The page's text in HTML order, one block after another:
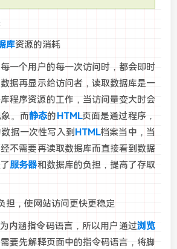
库资源的消耗
一个用户的每一次访问时，都会即时
据再显示给访问者，读取数据库是一
程序资源的工作，当访问量变大时会
。而静态的HTML页面是通过程序，
据一次性写入到HTML档案当中，当
不需要再读取数据库而直接看到数据
服务器和数据库的负担，提高了存取
担，使网站访问更快更稳定
内涵指令码语言，所以用户通过浏览
要先解释页面中的指令码语言，将脚